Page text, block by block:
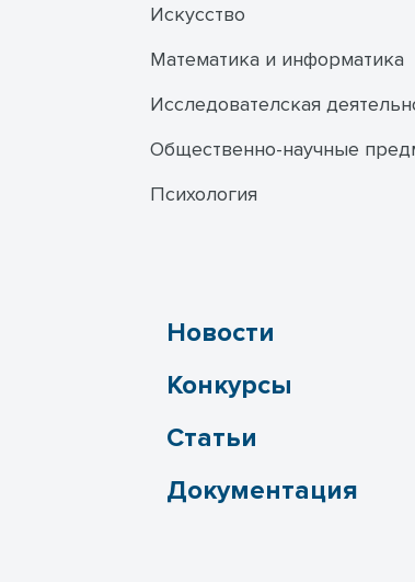
Искусство
Математика и информатика
Исследователская
Общественно-научные
Психология
Новости
Конкурсы
Статьи
Документация